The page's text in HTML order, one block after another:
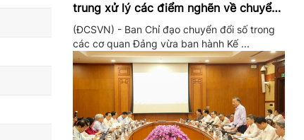
trung xử lý các điểm nghẽn về chuyển
đổi số trong các cơ quan Đảng
(ĐCSVN) - Ban Chỉ đạo chuyển đổi số trong
các cơ quan Đảng vừa ban hành Kế ...